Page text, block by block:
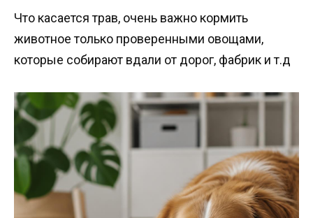
Что касается трав, очень важно кормить
животное только проверенными овощами,
которые собирают вдали от дорог, фабрик и т.д